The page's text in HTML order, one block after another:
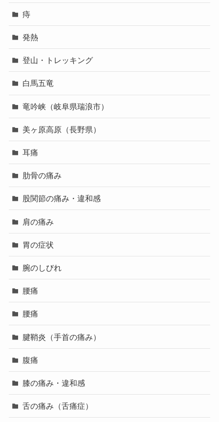
痔
発熱
登山・トレッキング
白馬五竜
竜吟峡（岐阜県瑞浪市）
美ヶ原高原（長野県）
耳痛
肋骨の痛み
股関節の痛み・違和感
肩の痛み
胃の症状
腕のしびれ
腰痛
腰痛
腱鞘炎（手首の痛み）
腹痛
膝の痛み・違和感
舌の痛み（舌痛症）